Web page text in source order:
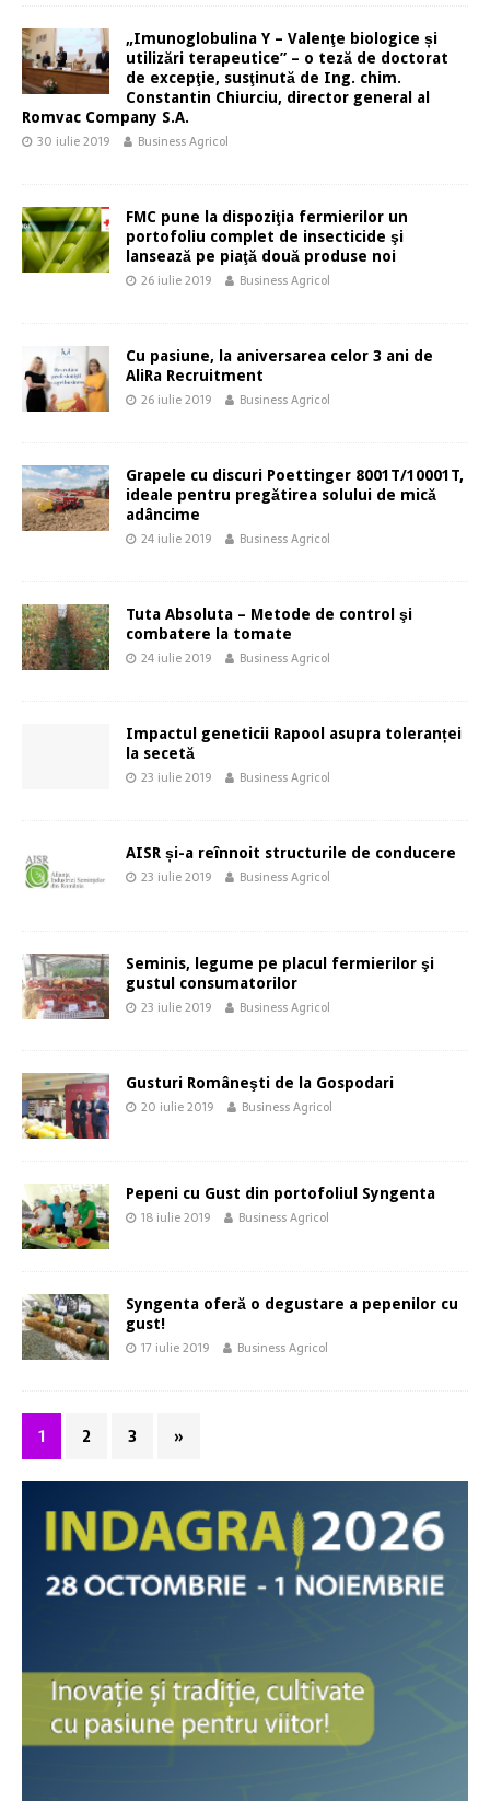
„Imunoglobulina Y – Valenţe biologice și
utilizări terapeutice” – o teză de doctorat
de excepţie, susţinută de Ing. chim.
Constantin Chiurciu, director general al
Romvac Company S.A.
30 iulie 2019 Business Agricol
FMC pune la dispoziţia fermierilor un
portofoliu complet de insecticide şi
lansează pe piaţă două produse noi
26 iulie 2019 Business Agricol
Cu pasiune, la aniversarea celor 3 ani de
AliRa Recruitment
26 iulie 2019 Business Agricol
Grapele cu discuri Poettinger 8001T/10001T,
ideale pentru pregătirea solului de mică
adâncime
24 iulie 2019 Business Agricol
Tuta Absoluta – Metode de control şi
combatere la tomate
24 iulie 2019 Business Agricol
Impactul geneticii Rapool asupra toleranței
la secetă
23 iulie 2019 Business Agricol
AISR și-a reînnoit structurile de conducere
23 iulie 2019 Business Agricol
Seminis, legume pe placul fermierilor şi
gustul consumatorilor
23 iulie 2019 Business Agricol
Gusturi Româneşti de la Gospodari
20 iulie 2019 Business Agricol
Pepeni cu Gust din portofoliul Syngenta
18 iulie 2019 Business Agricol
Syngenta oferă o degustare a pepenilor cu
gust!
17 iulie 2019 Business Agricol
1 2 3 »